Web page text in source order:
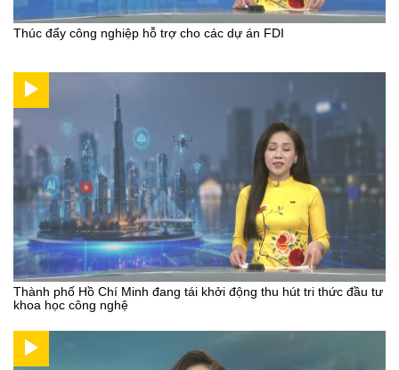
Thúc đẩy công nghiệp hỗ trợ cho các dự án FDI
Thành phố Hồ Chí Minh đang tái khởi động thu hút tri thức đầu tư
khoa học công nghệ